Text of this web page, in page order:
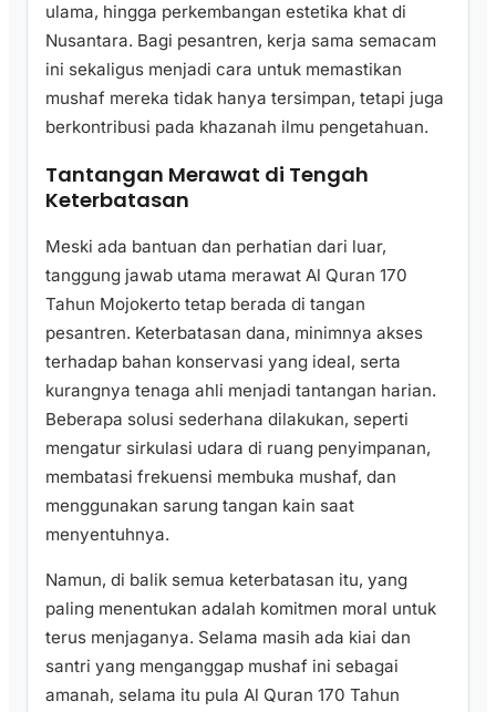
ulama, hingga perkembangan estetika khat di
Nusantara. Bagi pesantren, kerja sama semacam
ini sekaligus menjadi cara untuk memastikan
mushaf mereka tidak hanya tersimpan, tetapi juga
berkontribusi pada khazanah ilmu pengetahuan.
Tantangan Merawat di Tengah
Keterbatasan
Meski ada bantuan dan perhatian dari luar,
tanggung jawab utama merawat Al Quran 170
Tahun Mojokerto tetap berada di tangan
pesantren. Keterbatasan dana, minimnya akses
terhadap bahan konservasi yang ideal, serta
kurangnya tenaga ahli menjadi tantangan harian.
Beberapa solusi sederhana dilakukan, seperti
mengatur sirkulasi udara di ruang penyimpanan,
membatasi frekuensi membuka mushaf, dan
menggunakan sarung tangan kain saat
menyentuhnya.
Namun, di balik semua keterbatasan itu, yang
paling menentukan adalah komitmen moral untuk
terus menjaganya. Selama masih ada kiai dan
santri yang menganggap mushaf ini sebagai
amanah, selama itu pula Al Quran 170 Tahun